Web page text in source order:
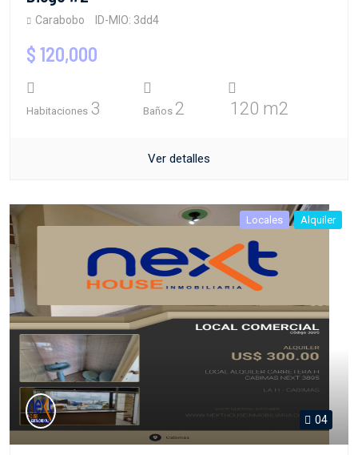
Carabobo ID-MIO: 3dd4
$ 120,000
Habitaciones 3 Baños 2 120 m2
Ver detalles
Locales Alquiler
04